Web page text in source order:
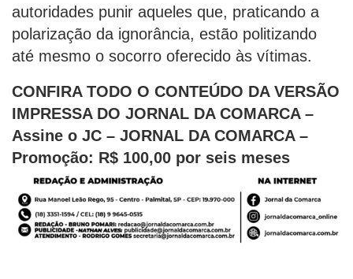
autoridades punir aqueles que, praticando a
polarização da ignorância, estão politizando
até mesmo o socorro oferecido às vítimas.
CONFIRA TODO O CONTEÚDO DA VERSÃO
IMPRESSA DO JORNAL DA COMARCA –
Assine o JC – JORNAL DA COMARCA –
Promoção: R$ 100,00 por seis meses